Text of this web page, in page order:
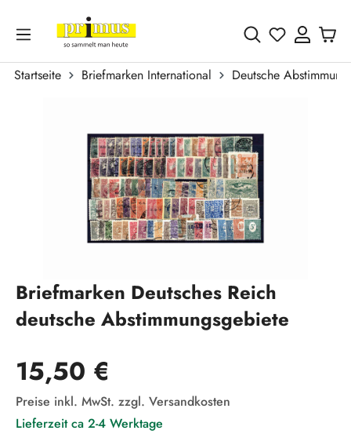
Zum Hauptinhalt springen
Du hast 0
Startseite Briefmarken International
Deutsche
Briefmarken Deutsches Reich
deutsche Abstimmungsgebiete
Regulärer Preis:
15,50 €
Preise inkl. MwSt. zzgl. Versandkosten
Lieferzeit ca 2-4 Werktage